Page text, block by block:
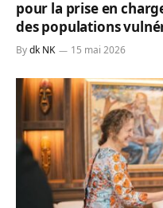
pour la prise en
des populations
Bydk NK 15 mai 2026